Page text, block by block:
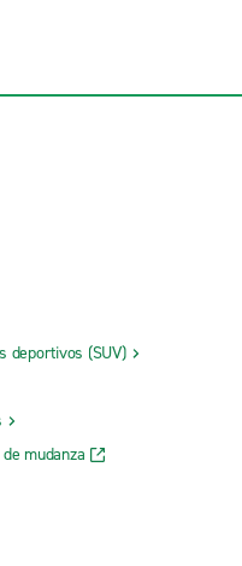
deportivos (SUV)
mudanza